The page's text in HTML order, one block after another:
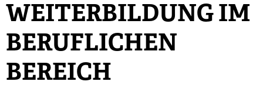
WEITERBILDUNG IM
BERUFLICHEN
BEREICH